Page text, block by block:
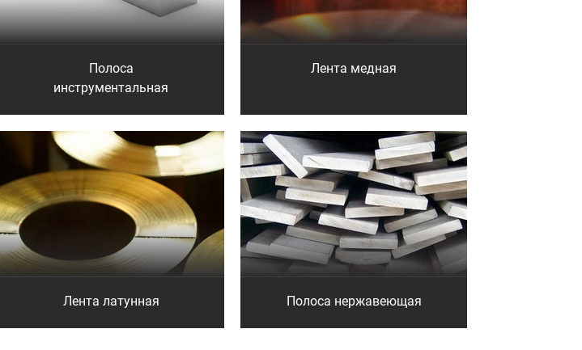
Полоса
инструментальная
Лента медная
Лента латунная Полоса нержавеющая